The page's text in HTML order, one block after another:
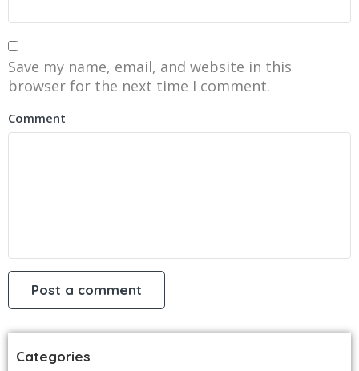
Save my name, email, and website in this
browser for the next time I comment.
Comment
Categories